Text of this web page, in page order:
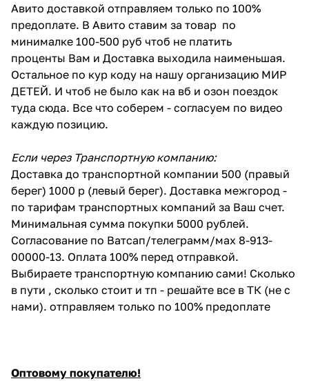
Авито доставкой отправляем только по 100%
предоплате. В Авито ставим за товар по
минималке 100-500 руб чтоб не платить
проценты Вам и Доставка выходила наименьшая.
Остальное по кур коду на нашу организацию МИР
ДЕТЕЙ. И чтоб не было как на вб и озон поездок
туда сюда. Все что соберем - согласуем по видео
каждую позицию.
Если через Транспортную компанию:
Доставка до транспортной компании 500 (правый
берег) 1000 р (левый берег). Доставка межгород -
по тарифам транспортных компаний за Ваш счет.
Минимальная сумма покупки 5000 рублей.
Согласование по Ватсап/телеграмм/мах 8-913-
00000-13. Оплата 100% перед отправкой.
Выбираете транспортную компанию сами! Сколько
в пути , сколько стоит и тп - решайте все в ТК (не с
нами). отправляем только по 100% предоплате
Оптовому покупателю!